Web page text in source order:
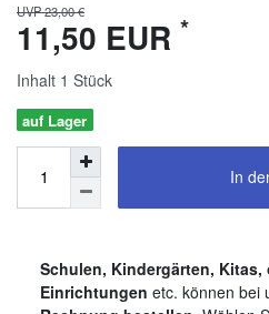
UVP 23,00 €
11,50 EUR *
Inhalt 1 Stück
auf Lager
In
Schulen, Kindergärten,
Einrichtungen etc. können bei